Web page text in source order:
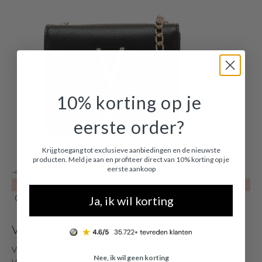
-40%
SALE10
Valentino Bags
Valentino Bags Divina Black & Gold Crossbody Bag
10% korting op je
eerste order?
Krijg toegang tot exclusieve aanbiedingen en de nieuwste
producten. Meld je aan en profiteer direct van 10% korting op je
eerste aankoop
Ja, ik wil korting
Nee, ik wil geen korting